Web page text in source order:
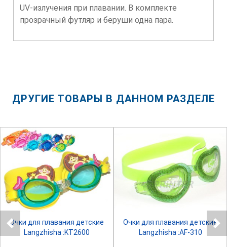
UV-излучения при плавании. В комплекте
прозрачный футляр и беруши одна пара.
ДРУГИЕ ТОВАРЫ В ДАННОМ РАЗДЕЛЕ
SPRINTER
Очки для плавания детские
Langzhisha :KT2600
SPRINTER
Очки для плавания детские
Langzhisha :AF-310